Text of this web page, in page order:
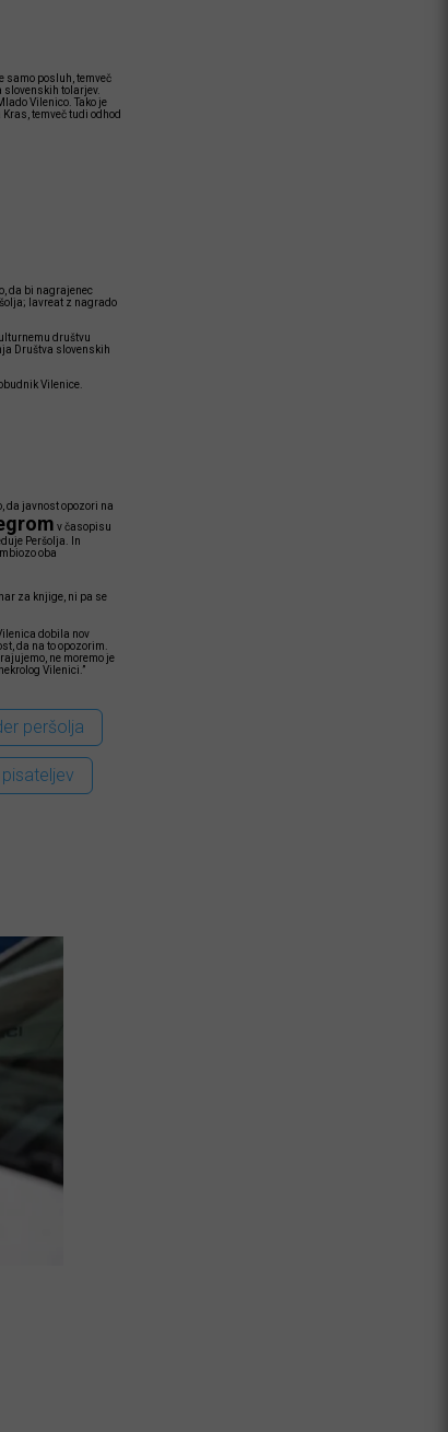
samo posluh, temveč
slovenskih tolarjev.
Vilenico. Tako je
temveč tudi odhod
da bi nagrajenec
lavreat z nagrado
društvu
Društva slovenskih
Vilenice.
da javnost opozori na
v časopisu
Peršolja. In
oba
za knjige, ni pa se
dobila nov
da na to opozorim.
ne moremo je
Vilenici.”
peršolja